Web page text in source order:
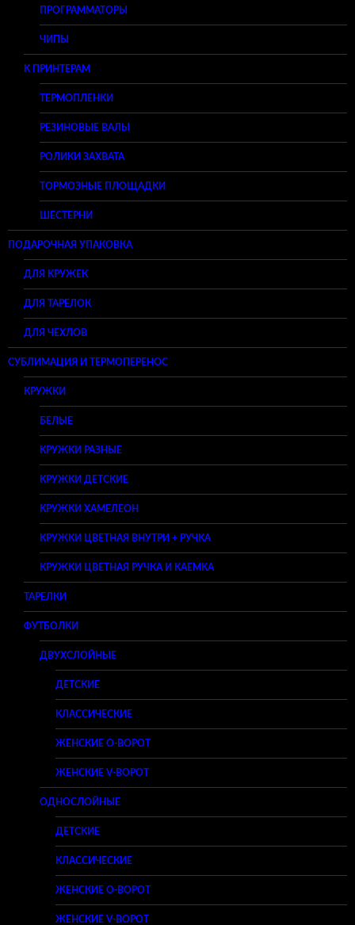
ПРОГРАММАТОРЫ
ЧИПЫ
К ПРИНТЕРАМ
ТЕРМОПЛЕНКИ
РЕЗИНОВЫЕ ВАЛЫ
РОЛИКИ ЗАХВАТА
ТОРМОЗНЫЕ ПЛОЩАДКИ
ШЕСТЕРНИ
ПОДАРОЧНАЯ УПАКОВКА
ДЛЯ КРУЖЕК
ДЛЯ ТАРЕЛОК
ДЛЯ ЧЕХЛОВ
СУБЛИМАЦИЯ И ТЕРМОПЕРЕНОС
КРУЖКИ
БЕЛЫЕ
КРУЖКИ РАЗНЫЕ
КРУЖКИ ДЕТСКИЕ
КРУЖКИ ХАМЕЛЕОН
КРУЖКИ ЦВЕТНАЯ ВНУТРИ + РУЧКА
КРУЖКИ ЦВЕТНАЯ РУЧКА И КАЕМКА
ТАРЕЛКИ
ФУТБОЛКИ
ДВУХСЛОЙНЫЕ
ДЕТСКИЕ
КЛАССИЧЕСКИЕ
ЖЕНСКИЕ O-ВОРОТ
ЖЕНСКИЕ V-ВОРОТ
ОДНОСЛОЙНЫЕ
ДЕТСКИЕ
КЛАССИЧЕСКИЕ
ЖЕНСКИЕ O-ВОРОТ
ЖЕНСКИЕ V-ВОРОТ